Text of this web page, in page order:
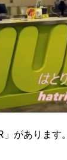
があります。